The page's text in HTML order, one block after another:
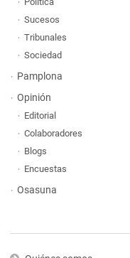
Sucesos
Tribunales
Sociedad
Pamplona
Opinión
Editorial
Colaboradores
Blogs
Encuestas
Osasuna